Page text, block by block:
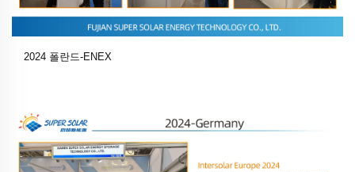
2024 폴란드-ENEX